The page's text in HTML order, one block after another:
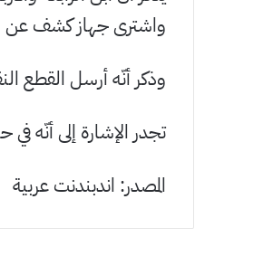
واشترى جهاز كشف عن المعادن بقيمة 600
وذكر أنّه أرسل القطع
تجدر الإشارة إلى أنّه
المصدر: اندبندنت عربية